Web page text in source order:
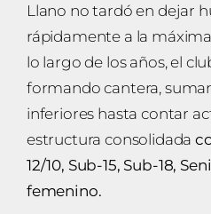
Enlaces
Contacto
Llano no tardó en dejar
rápidamente a la
lo largo de los años, el
formando cantera,
inferiores hasta contar
estructura consolidada
12/10, Sub-15, Sub-18,
femenino.